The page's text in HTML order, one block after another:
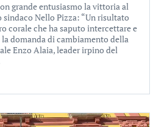
grande entusiasmo la vittoria al
Nello Pizza: “Un risultato
corale che ha saputo intercettare e
domanda di cambiamento della
Enzo Alaia, leader irpino del